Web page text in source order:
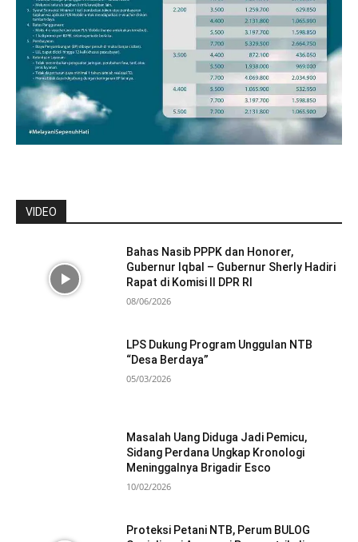
VIDEO
Bahas Nasib PPPK dan Honorer,
Gubernur Iqbal – Gubernur Sherly Hadiri
Rapat di Komisi II DPR RI
08/06/2026
LPS Dukung Program Unggulan NTB
“Desa Berdaya”
05/03/2026
Masalah Uang Diduga Jadi Pemicu,
Sidang Perdana Ungkap Kronologi
Meninggalnya Brigadir Esco
10/02/2026
Proteksi Petani NTB, Perum BULOG